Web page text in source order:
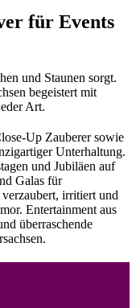
für Events
und Staunen sorgt.
begeistert mit
Art.
Up Zauberer sowie
Unterhaltung.
und Jubiläen auf
Galas für
irritiert und
Entertainment aus
überraschende